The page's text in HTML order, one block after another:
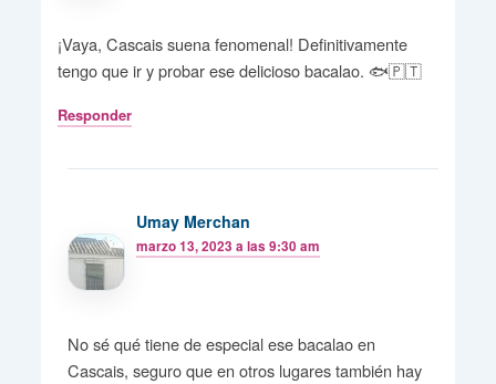
¡Vaya, Cascais suena fenomenal! Definitivamente
tengo que ir y probar ese delicioso bacalao. 🐟🇵🇹
Responder
Umay Merchan
marzo 13, 2023 a las 9:30 am
No sé qué tiene de especial ese bacalao en
Cascais, seguro que en otros lugares también hay